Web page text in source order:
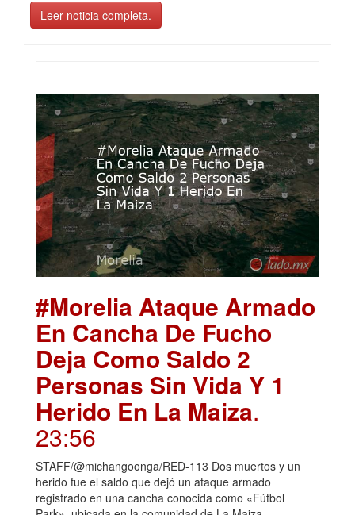
Leer noticia completa.
#Morelia Ataque Armado
En Cancha De Fucho
Deja Como Saldo 2
Personas Sin Vida Y 1
Herido En La Maiza.
23:56
STAFF/@michangoonga/RED-113 Dos muertos y un
herido fue el saldo que dejó un ataque armado
registrado en una cancha conocida como «Fútbol